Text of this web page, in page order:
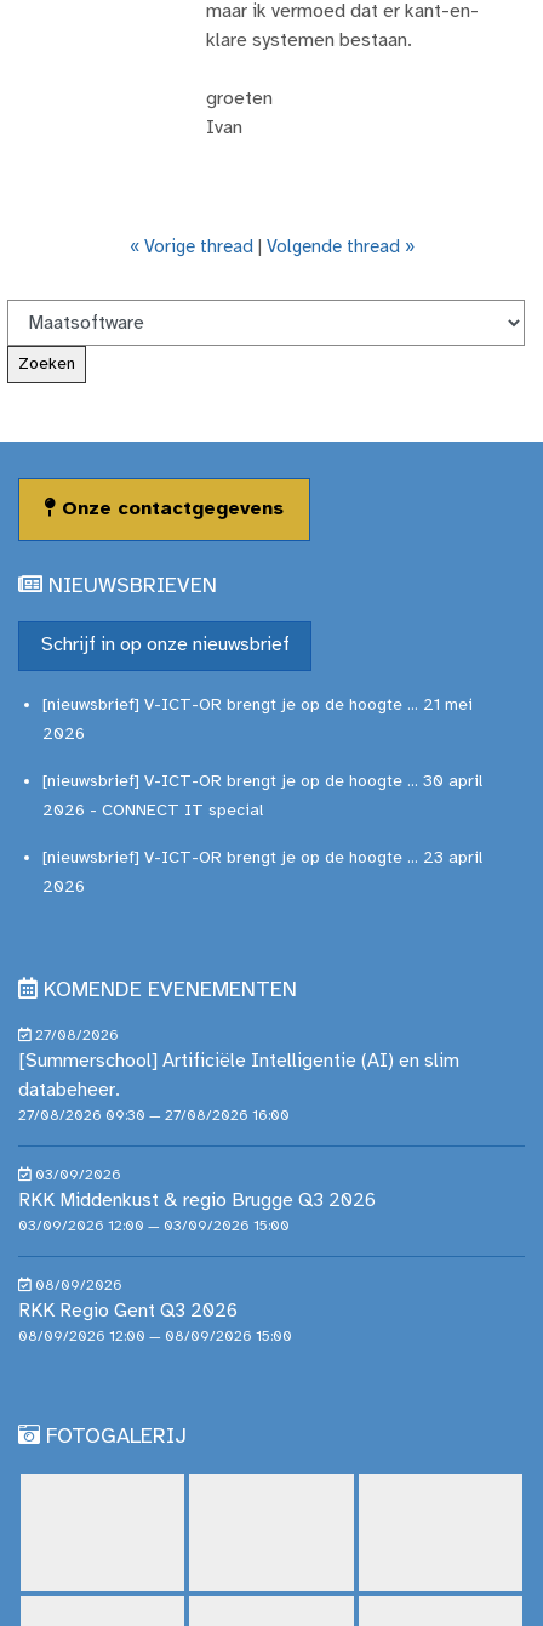
maar ik vermoed dat er kant-en-
klare systemen bestaan.
groeten
Ivan
« Vorige thread| Volgende thread »
Onze contactgegevens
NIEUWSBRIEVEN
Schrijf in op onze nieuwsbrief
[nieuwsbrief] V-ICT-OR brengt je op de hoogte ... 21 mei
2026
[nieuwsbrief] V-ICT-OR brengt je op de hoogte ... 30 april
2026 - CONNECT IT special
[nieuwsbrief] V-ICT-OR brengt je op de hoogte ... 23 april
2026
KOMENDE EVENEMENTEN
27/08/2026
[Summerschool] Artificiële Intelligentie (AI) en slim
databeheer.
27/08/2026 09:30 — 27/08/2026 16:00
03/09/2026
RKK Middenkust & regio Brugge Q3 2026
03/09/2026 12:00 — 03/09/2026 15:00
08/09/2026
RKK Regio Gent Q3 2026
08/09/2026 12:00 — 08/09/2026 15:00
FOTOGALERIJ